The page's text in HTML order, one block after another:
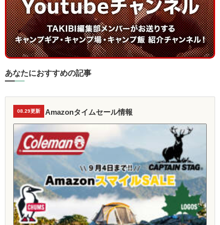
あなたにおすすめの記事
08.29更新 Amazonタイムセール情報